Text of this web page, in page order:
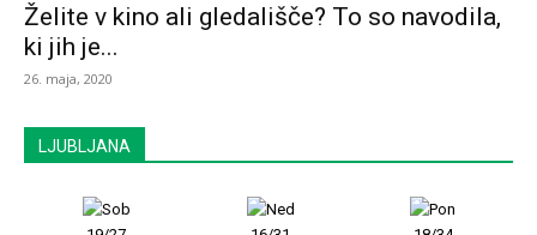
Želite v kino ali gledališče? To so navodila,
ki jih je...
26. maja, 2020
LJUBLJANA